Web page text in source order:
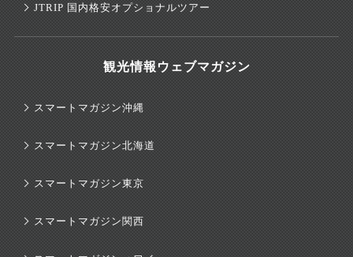
JTRIP 国内格安オプショナルツアー
観光情報ウェブマガジン
スマートマガジン沖縄
スマートマガジン北海道
スマートマガジン東京
スマートマガジン関西